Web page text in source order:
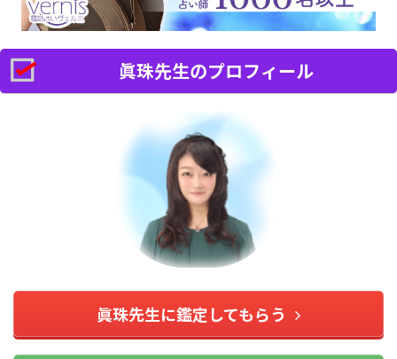
眞珠先生のプロフィール
眞珠先生に鑑定してもらう